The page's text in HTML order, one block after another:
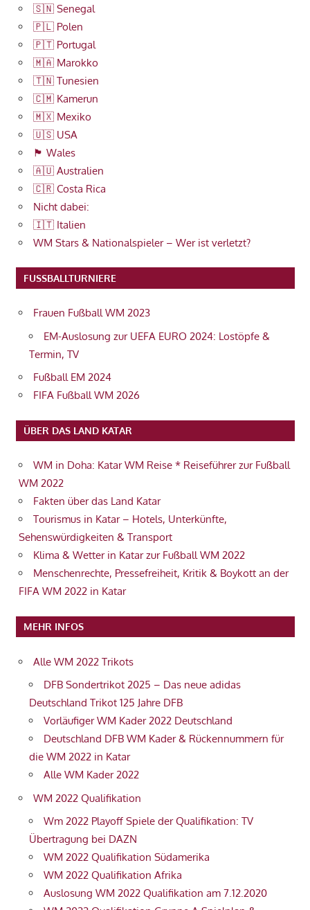
🇸🇳 Senegal
🇵🇱 Polen
🇵🇹 Portugal
🇲🇦 Marokko
🇹🇳 Tunesien
🇨🇲 Kamerun
🇲🇽 Mexiko
🇺🇸 USA
🏴󠁧󠁢󠁷󠁬󠁳󠁿 Wales
🇦🇺 Australien
🇨🇷 Costa Rica
Nicht dabei:
🇮🇹 Italien
WM Stars & Nationalspieler – Wer ist verletzt?
FUSSBALLTURNIERE
Frauen Fußball WM 2023
EM-Auslosung zur UEFA EURO 2024: Lostöpfe &
Termin, TV
Fußball EM 2024
FIFA Fußball WM 2026
ÜBER DAS LAND KATAR
WM in Doha: Katar WM Reise * Reiseführer zur Fußball
WM 2022
Fakten über das Land Katar
Tourismus in Katar – Hotels, Unterkünfte,
Sehenswürdigkeiten & Transport
Klima & Wetter in Katar zur Fußball WM 2022
Menschenrechte, Pressefreiheit, Kritik & Boykott an der
FIFA WM 2022 in Katar
MEHR INFOS
Alle WM 2022 Trikots
DFB Sondertrikot 2025 – Das neue adidas
Deutschland Trikot 125 Jahre DFB
Vorläufiger WM Kader 2022 Deutschland
Deutschland DFB WM Kader & Rückennummern für
die WM 2022 in Katar
Alle WM Kader 2022
WM 2022 Qualifikation
Wm 2022 Playoff Spiele der Qualifikation: TV
Übertragung bei DAZN
WM 2022 Qualifikation Südamerika
WM 2022 Qualifikation Afrika
Auslosung WM 2022 Qualifikation am 7.12.2020